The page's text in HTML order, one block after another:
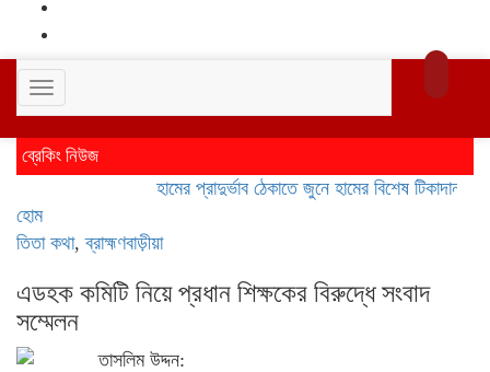
Toggle
navigation
ব্রেকিং নিউজ
হামের প্রাদুর্ভাব ঠেকাতে জুনে হামের বিশেষ টিকাদান; টিকা
হোম
তিতা কথা,ব্রাহ্মণবাড়ীয়া
এডহক কমিটি নিয়ে প্রধান শিক্ষকের বিরুদ্ধে সংবাদ
সম্মেলন
তাসলিম উদ্দন: